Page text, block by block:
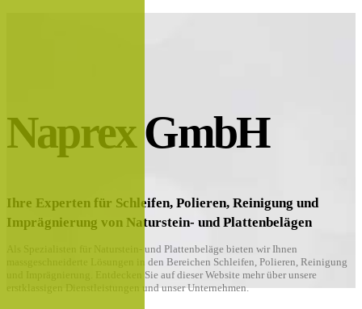
Naprex GmbH
Ihre Experten für Schleifen, Polieren, Reinigung und
Imprägnierung von Naturstein- und Plattenbelägen
Als Spezialisten für Naturstein- und Plattenbeläge bieten wir Ihnen
massgeschneiderte Lösungen in den Bereichen Schleifen, Polieren, Reinigung
und Imprägnierung. Entdecken Sie auf dieser Website mehr über unsere
erstklassigen Dienstleistungen und unser Unternehmen.